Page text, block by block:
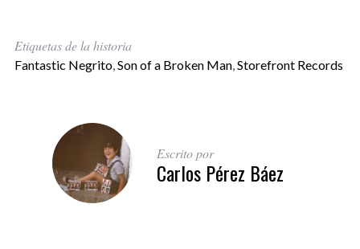
Etiquetas de la historia
Fantastic Negrito,Son of a Broken Man,Storefront Records
Escrito por
Carlos Pérez Báez